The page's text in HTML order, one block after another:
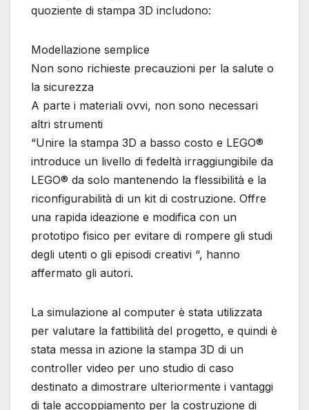
quoziente di stampa 3D includono:
Modellazione semplice
Non sono richieste precauzioni per la salute o
la sicurezza
A parte i materiali ovvi, non sono necessari
altri strumenti
“Unire la stampa 3D a basso costo e LEGO®
introduce un livello di fedeltà irraggiungibile da
LEGO® da solo mantenendo la flessibilità e la
riconfigurabilità di un kit di costruzione. Offre
una rapida ideazione e modifica con un
prototipo fisico per evitare di rompere gli studi
degli utenti o gli episodi creativi “, hanno
affermato gli autori.
La simulazione al computer è stata utilizzata
per valutare la fattibilità del progetto, e quindi è
stata messa in azione la stampa 3D di un
controller video per uno studio di caso
destinato a dimostrare ulteriormente i vantaggi
di tale accoppiamento per la costruzione di